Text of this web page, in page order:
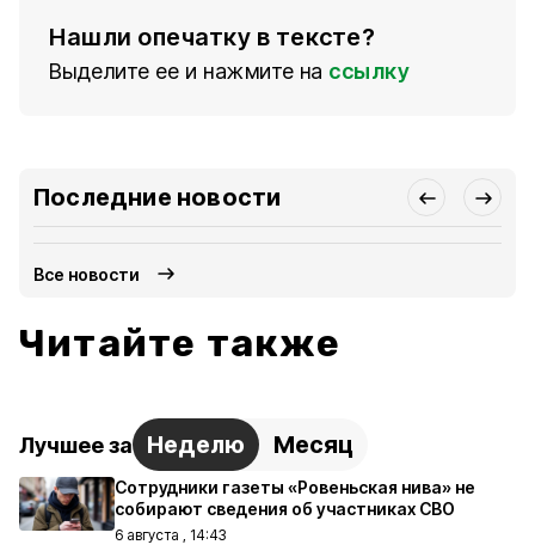
Нашли опечатку в тексте?
Выделите ее и нажмите на ссылку
Последние новости
Все новости
Читайте также
Лучшее за Неделю Месяц
Сотрудники газеты «Ровеньская нива» не
собирают сведения об участниках СВО
6 августа , 14:43